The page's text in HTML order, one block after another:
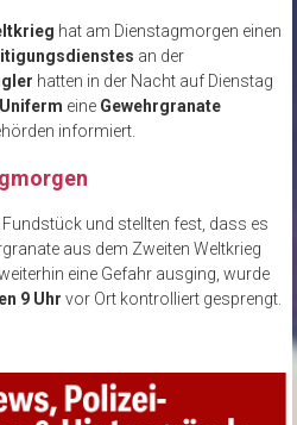
hat am Dienstagmorgen einen
an der
hatten in der Nacht auf Dienstag
eine Gewehrgranate
informiert.
und stellten fest, dass es
aus dem Zweiten Weltkrieg
eine Gefahr ausging, wurde
9 Uhr vor Ort kontrolliert gesprengt.